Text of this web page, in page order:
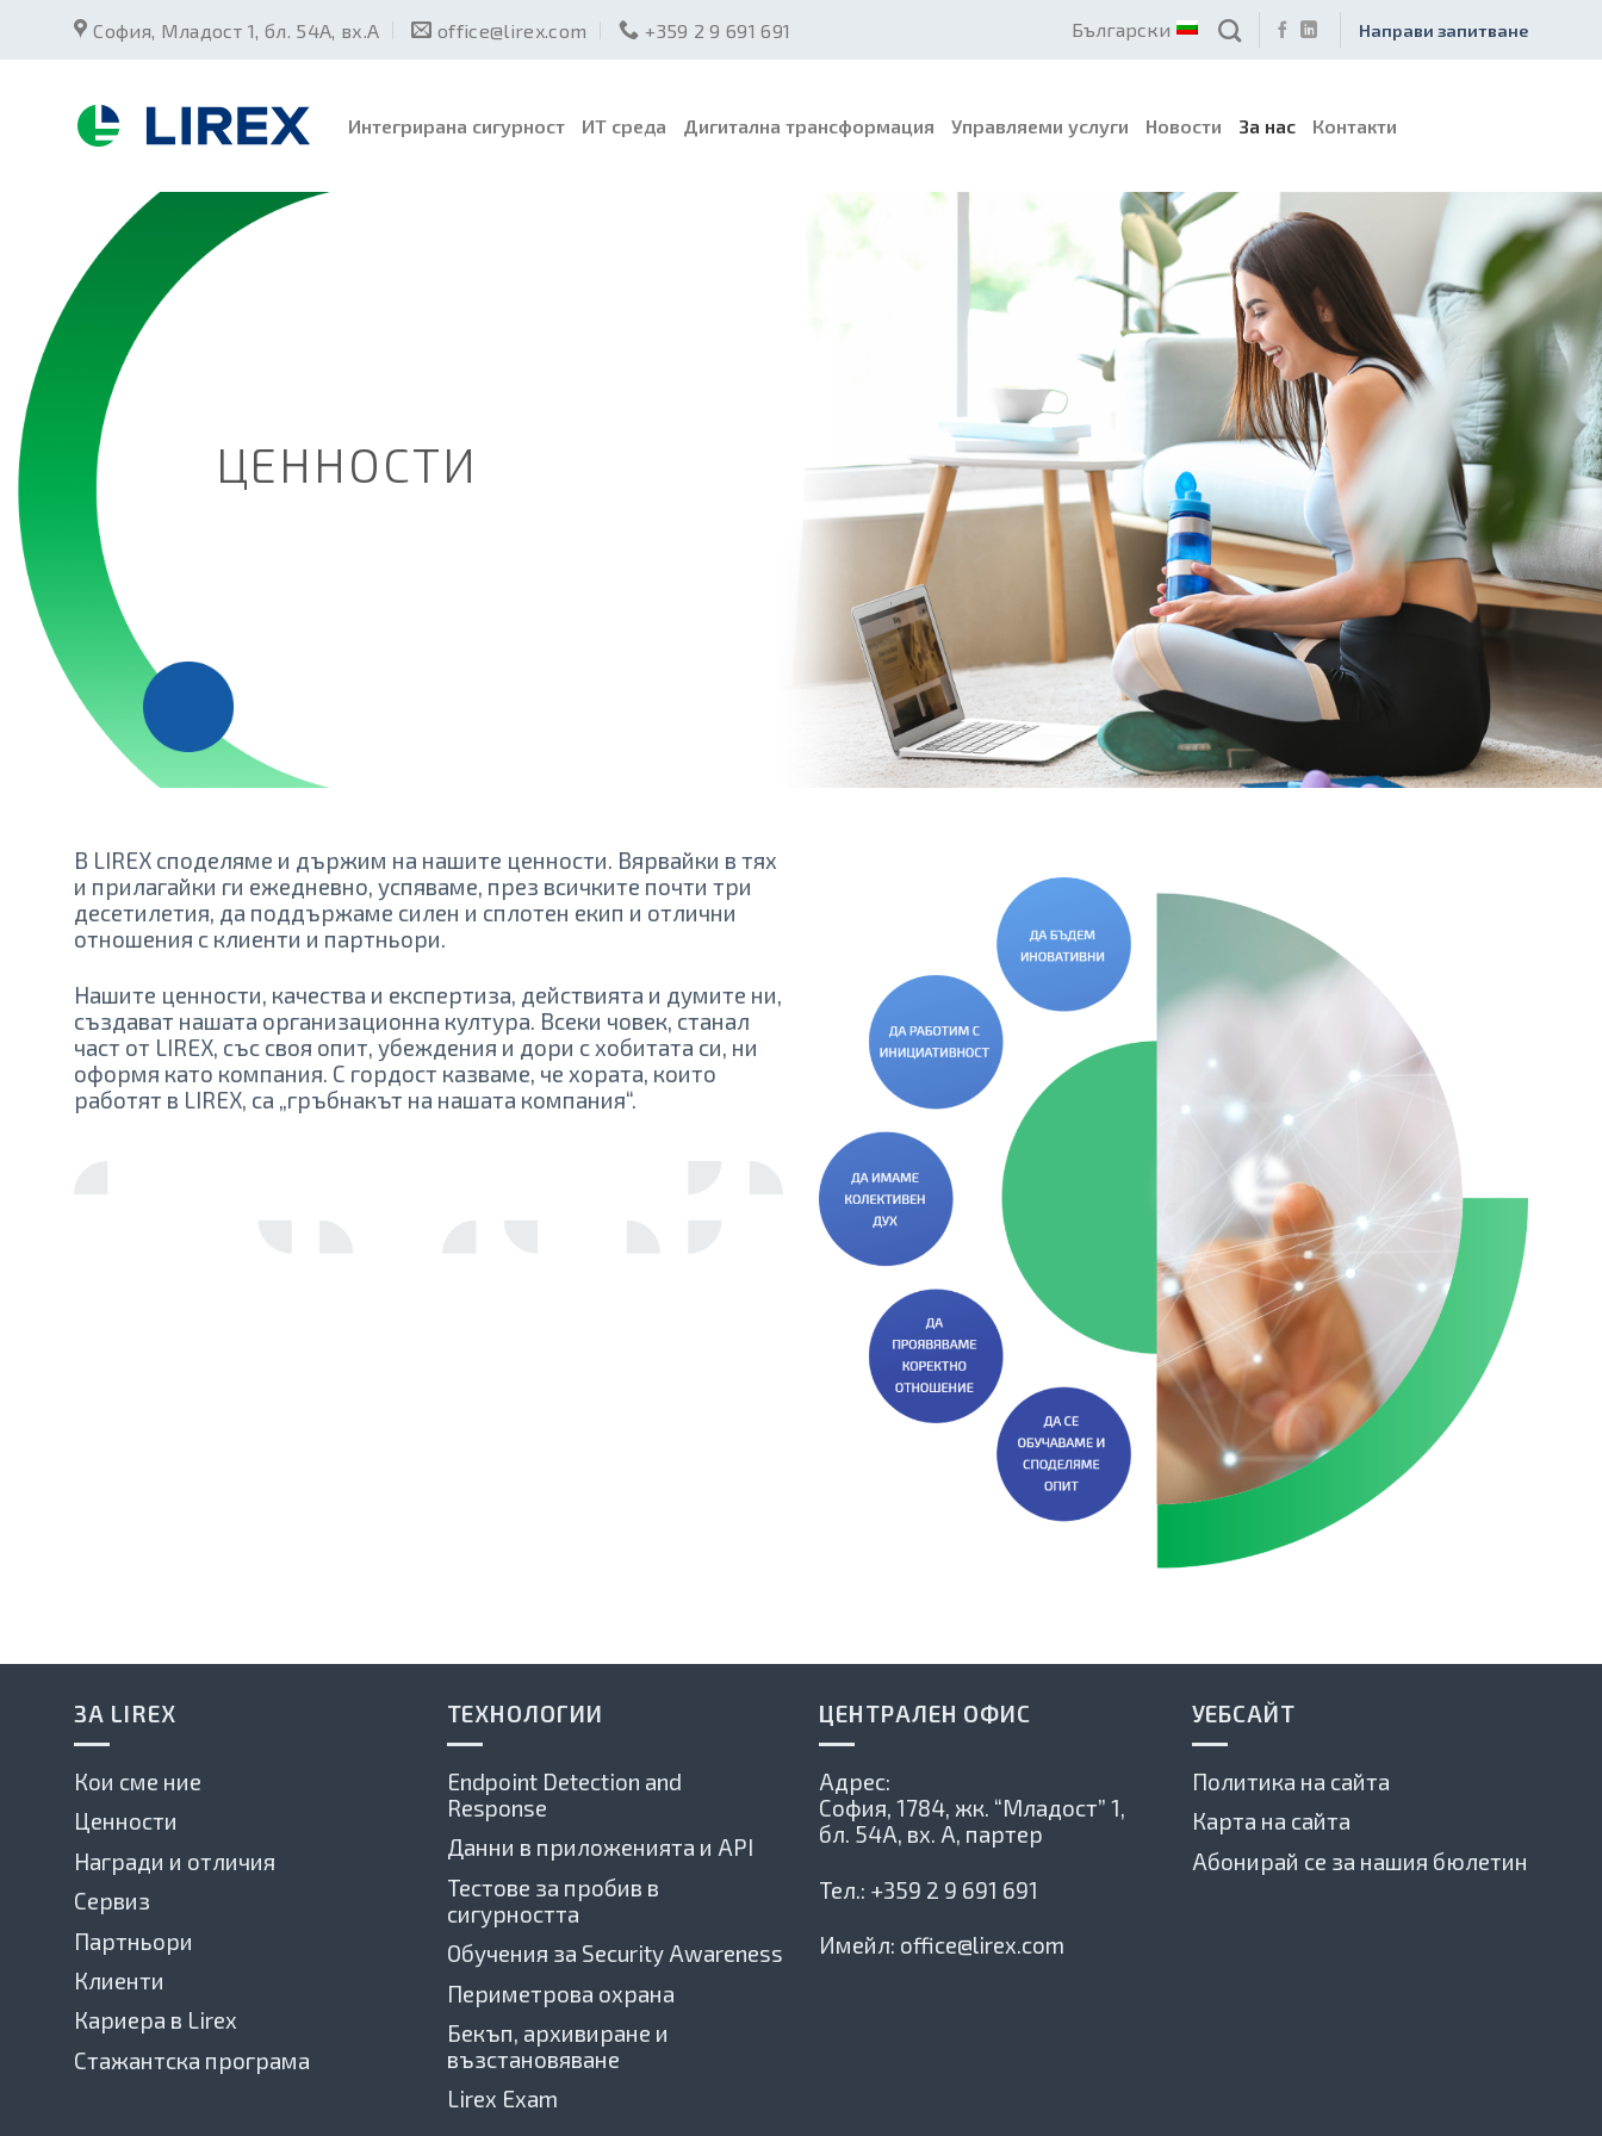
content
София, Младост 1, бл. 54А, вх.А office@lirex.com +359 2 9 691 691 Български Направи запитване
Интегрирана сигурност ИТ среда Дигитална трансформация Управляеми услуги Новости За нас Контакти
ЦЕННОСТИ
В LIREX споделяме и държим на нашите ценности. Вярвайки в тях
и прилагайки ги ежедневно, успяваме, през всичките почти три
десетилетия, да поддържаме силен и сплотен екип и отлични
отношения с клиенти и партньори.
Нашите ценности, качества и експертиза, действията и думите ни,
създават нашата организационна култура. Всеки човек, станал
част от LIREX, със своя опит, убеждения и дори с хобитата си, ни
оформя като компания. С гордост казваме, че хората, които
работят в LIREX, са „гръбнакът на нашата компания“.
ЗА LIREX
Кои сме ние
Ценности
Награди и отличия
Сервиз
Партньори
Клиенти
Кариера в Lirex
Стажантска програма
ТЕХНОЛОГИИ
Endpoint Detection and
Response
Данни в приложенията и API
Тестове за пробив в
сигурността
Обучения за Security Awareness
Периметрова охрана
Бекъп, архивиране и
възстановяване
Lirex Exam
ЦЕНТРАЛЕН ОФИС
Адрес:
София, 1784, жк. “Младост” 1,
бл. 54А, вх. А, партер
Тел.: +359 2 9 691 691
Имейл: office@lirex.com
УЕБСАЙТ
Политика на сайта
Карта на сайта
Абонирай се за нашия бюлетин